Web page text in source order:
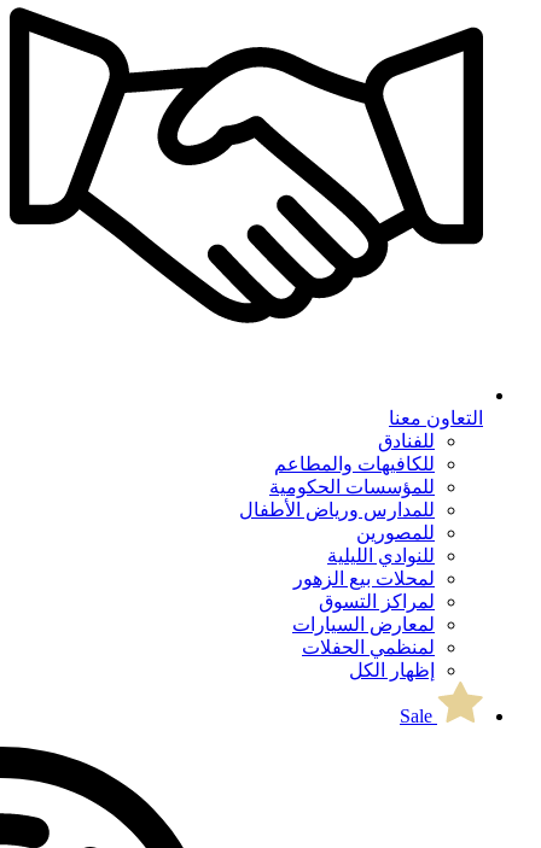
التعاون معنا
للفنادق
للكافيهات والمطاعم
للمؤسسات الحكومية
للمدارس ورياض الأطفال
للمصورين
للنوادي الليلية
لمحلات بيع الزهور
لمراكز التسوق
لمعارض السيارات
لمنظمي الحفلات
إظهار الكل